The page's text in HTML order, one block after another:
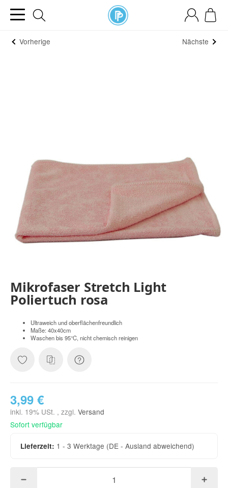
Vorherige Nächste
Mikrofaser Stretch Light
Poliertuch rosa
Ultraweich und oberflächenfreundlich
Maße: 40x40cm
Waschen bis 95°C, nicht chemisch reinigen
3,99 €
inkl. 19% USt. , zzgl. Versand
Sofort verfügbar
Lieferzeit: 1 - 3 Werktage (DE - Ausland abweichend)